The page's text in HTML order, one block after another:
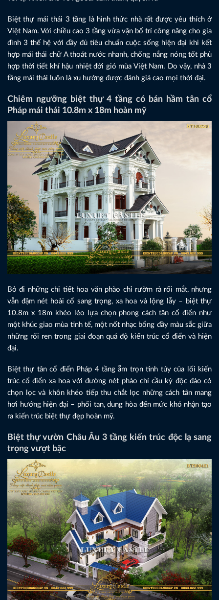
Biệt thự mái thái 3 tầng là hình thức nhà rất được yêu thích ở
Việt Nam. Với chiều cao 3 tầng vừa vặn bố trí công năng cho gia
đình 3 thế hệ với đầy đủ tiêu chuẩn cuộc sống hiện đại khi kết
hợp mái thái chữ A thoát nước nhanh, chống nắng nóng tốt phù
hợp thời tiết khí hậu nhiệt đới gió mùa Việt Nam. Do vậy, nhà 3
tầng mái thái luôn là xu hướng được đánh giá cao mọi thời đại.
Chiêm ngưỡng biệt thự 4 tầng có bán hầm tân cổ
Pháp mái thái 10.8m x 18m hoàn mỹ
Bỏ đi những chi tiết hoa văn phào chỉ rườm rà rối mắt, nhưng
vẫn đậm nét hoài cổ sang trọng, xa hoa và lộng lẫy – biệt thự
10.8m x 18m khéo léo lựa chọn phong cách tân cổ điển như
một khúc giao mùa tinh tế, một nốt nhạc bổng đầy màu sắc giữa
những rối ren trong giai đoạn quá độ kiến trúc cổ điển và hiện
đại.
Biệt thự tân cổ điển Pháp 4 tầng ẵm trọn tinh túy của lối kiến
trúc cổ điển xa hoa với đường nét phào chỉ cầu kỳ độc đáo có
chọn lọc và khôn khéo tiếp thu chắt lọc những cách tân mang
hơi hướng hiện đại – phối tan, dung hòa đến mức khó nhận tạo
ra kiến trúc biệt thự đẹp hoàn mỹ.
Biệt thự vườn Châu Âu 3 tầng kiến trúc độc lạ sang
trọng vượt bậc